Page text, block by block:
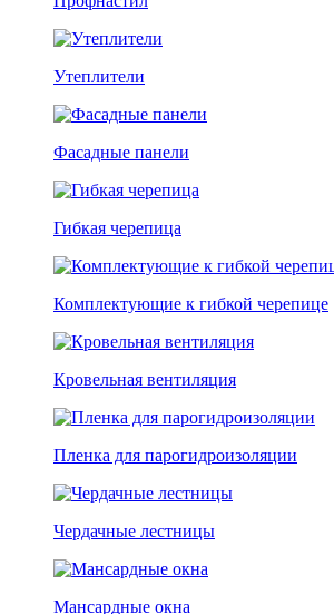
Утеплители
Фасадные панели
Гибкая черепица
Комплектующие к гибкой черепице
Кровельная вентиляция
Пленка для парогидроизоляции
Чердачные лестницы
Мансардные окна